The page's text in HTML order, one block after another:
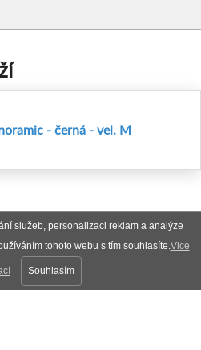
služeb, personalizaci reklam a analýze
tohoto webu s tím souhlasíte.Vice
Souhlasím
- černá - vel. M